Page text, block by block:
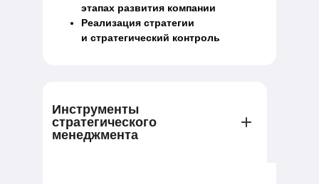
этапах развития компании
Реализация стратегии
и стратегический контроль
Инструменты
стратегического
менеджмента